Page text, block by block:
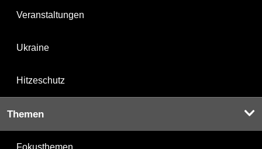
Veranstaltungen
Ukraine
Hitzeschutz
Themen
Fokusthemen